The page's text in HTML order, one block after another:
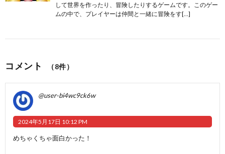
して世界を作ったり、冒険したりするゲームです。このゲー
ムの中で、プレイヤーは仲間と一緒に冒険をす[…]
コメント （8件）
@user-bi4wc9ck6w
2024年5月17日 10:12 PM
めちゃくちゃ面白かった！